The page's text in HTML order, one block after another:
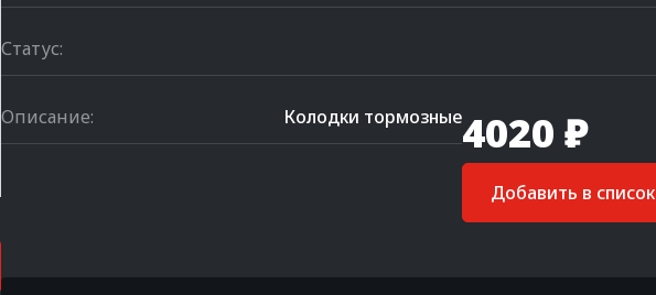
Статус:
Описание: Колодки тормозные4020 ₽
Добавить в список